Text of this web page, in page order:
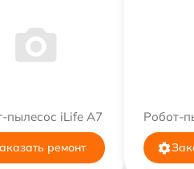
пылесос iLife A7
ремонт
Робот-